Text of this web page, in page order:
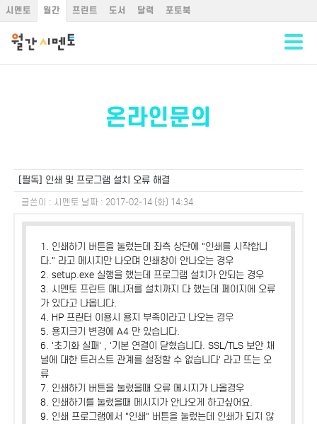
시멘토 월간 프린트 도서 달력 포토북
온라인문의
[필독] 인쇄 및 프로그램 설치 오류 해결
글쓴이 : 시멘토 날짜 : 2017-02-14 (화) 14:34
1. 인쇄하기 버튼을 눌렀는데 좌측 상단에 "인쇄를 시작합니
다." 라고 메시지만 나오며 인쇄창이 안나오는 경우
2. setup.exe 실행을 했는데 프로그램 설치가 안되는 경우
3. 시멘토 프린트 매니저를 설치까지 다 했는데 페이지에 오류
가 있다고 나옵니다.
4. HP 프린터 이용시 용지 부족이라고 나오는 경우
5. 용지크기 변경에 A4 만 있습니다.
6. '초기화 실패' , '기본 연결이 닫혔습니다. SSL/TLS 보안 채
널에 대한 트러스트 관계를 설정할 수 없습니다' 라고 뜨는 오
류
7. 인쇄하기 버튼을 눌렀을때 오류 메시지가 나올경우
8. 인쇄하기를 눌렀을때 메시지가 안나오게 하고싶어요.
9. 인쇄 프로그램에서 "인쇄" 버튼을 눌렀는데 인쇄가 되지 않